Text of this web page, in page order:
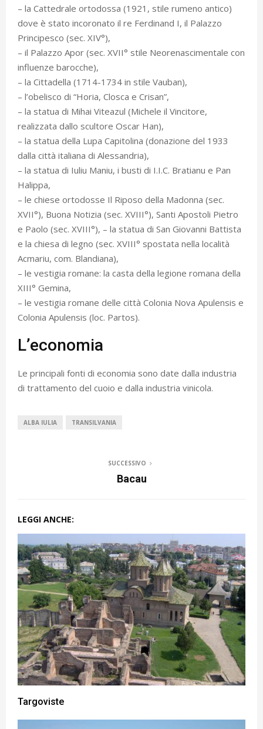
– la Cattedrale ortodossa (1921, stile rumeno antico)
dove è stato incoronato il re Ferdinand I, il Palazzo
Principesco (sec. XIV°),
– il Palazzo Apor (sec. XVII° stile Neorenascimentale con
influenze barocche),
– la Cittadella (1714-1734 in stile Vauban),
– l’obelisco di “Horia, Closca e Crisan”,
– la statua di Mihai Viteazul (Michele il Vincitore,
realizzata dallo scultore Oscar Han),
– la statua della Lupa Capitolina (donazione del 1933
dalla città italiana di Alessandria),
– la statua di Iuliu Maniu, i busti di I.I.C. Bratianu e Pan
Halippa,
– le chiese ortodosse Il Riposo della Madonna (sec.
XVII°), Buona Notizia (sec. XVIII°), Santi Apostoli Pietro
e Paolo (sec. XVIII°), – la statua di San Giovanni Battista
e la chiesa di legno (sec. XVIII° spostata nella località
Acmariu, com. Blandiana),
– le vestigia romane: la casta della legione romana della
XIII° Gemina,
– le vestigia romane delle città Colonia Nova Apulensis e
Colonia Apulensis (loc. Partos).
L’economia
Le principali fonti di economia sono date dalla industria
di trattamento del cuoio e dalla industria vinicola.
ALBA IULIA TRANSILVANIA
SUCCESSIVO
Bacau
LEGGI ANCHE:
Targoviste